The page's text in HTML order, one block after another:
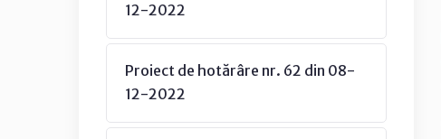
12-2022
Proiect de hotărâre nr. 62 din 08-
12-2022